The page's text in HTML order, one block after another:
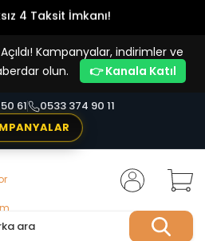
4 Taksit İmkanı!
Kampanyalar, indirimler ve
olun.
👉 Kanala Katıl
61
0533 374 90 11